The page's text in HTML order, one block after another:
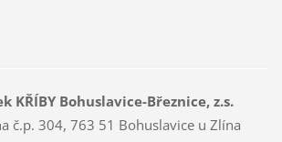
KŘÍBY Bohuslavice-Březnice, z.s.
č.p. 304, 763 51 Bohuslavice u Zlína